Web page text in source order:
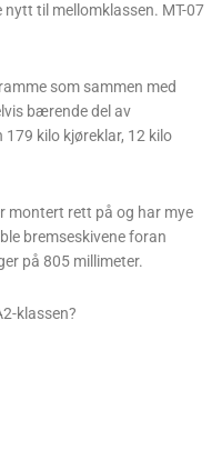
til mellomklassen. MT-07
som sammen med
bærende del av
kilo kjøreklar, 12 kilo
montert rett på og har mye
bremseskivene foran
på 805 millimeter.
klassen?